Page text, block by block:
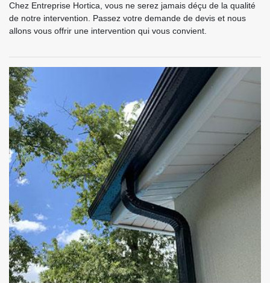
Chez Entreprise Hortica, vous ne serez jamais déçu de la qualité
de notre intervention. Passez votre demande de devis et nous
allons vous offrir une intervention qui vous convient.